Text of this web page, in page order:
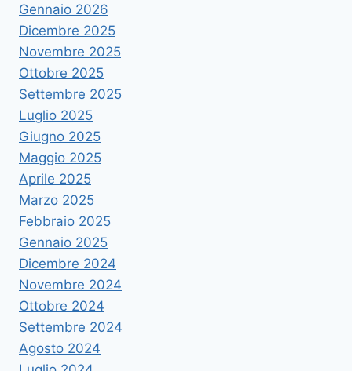
Gennaio 2026
Dicembre 2025
Novembre 2025
Ottobre 2025
Settembre 2025
Luglio 2025
Giugno 2025
Maggio 2025
Aprile 2025
Marzo 2025
Febbraio 2025
Gennaio 2025
Dicembre 2024
Novembre 2024
Ottobre 2024
Settembre 2024
Agosto 2024